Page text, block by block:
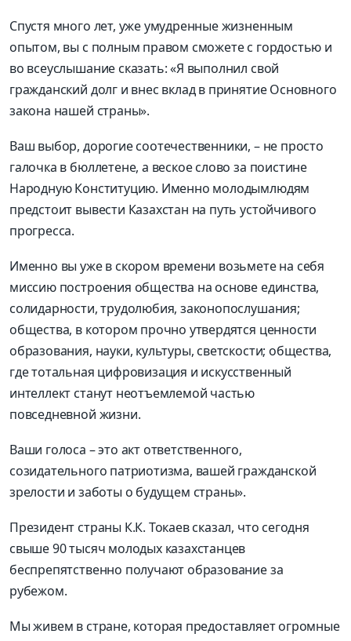
Спустя много лет, уже умудренные жизненным
опытом, вы с полным правом сможете с гордостью и
во всеуслышание сказать: «Я выполнил свой
гражданский долг и внес вклад в принятие Основного
закона нашей страны».
Ваш выбор, дорогие соотечественники, – не просто
галочка в бюллетене, а веское слово за поистине
Народную Конституцию. Именно молодымлюдям
предстоит вывести Казахстан на путь устойчивого
прогресса.
Именно вы уже в скором времени возьмете на себя
миссию построения общества на основе единства,
солидарности, трудолюбия, законопослушания;
общества, в котором прочно утвердятся ценности
образования, науки, культуры, светскости; общества,
где тотальная цифровизация и искусственный
интеллект станут неотъемлемой частью
повседневной жизни.
Ваши голоса – это акт ответственного,
созидательного патриотизма, вашей гражданской
зрелости и заботы о будущем страны».
Президент страны К.К. Токаев сказал, что сегодня
свыше 90 тысяч молодыхказахстанцев
беспрепятственно получают образование за
рубежом.
Мы живем в стране, которая предоставляет огромные